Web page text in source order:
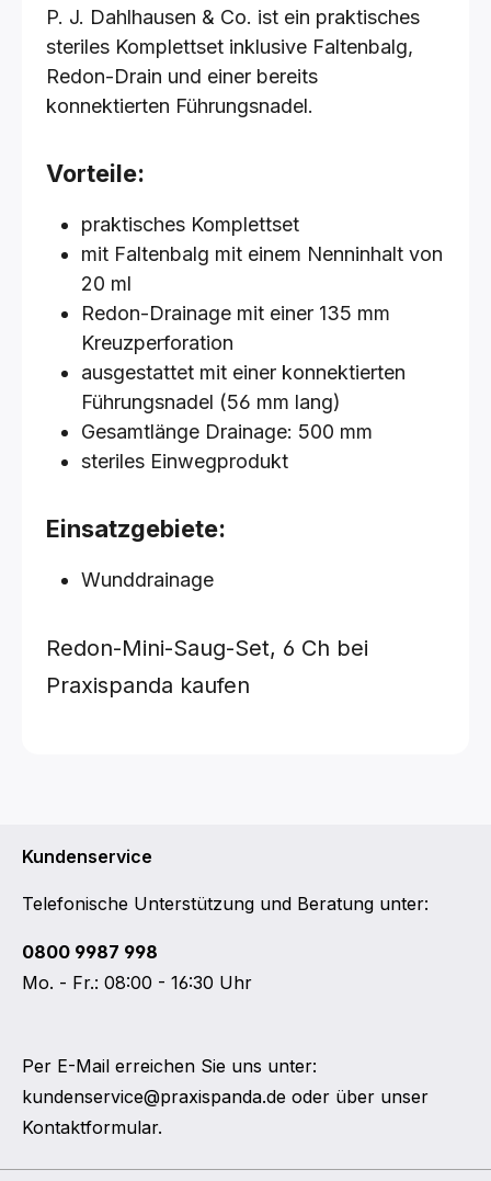
P. J. Dahlhausen & Co. ist ein praktisches
steriles Komplettset inklusive Faltenbalg,
Redon-Drain und einer bereits
konnektierten Führungsnadel.
Vorteile:
praktisches Komplettset
mit Faltenbalg mit einem Nenninhalt von
20 ml
Redon-Drainage mit einer 135 mm
Kreuzperforation
ausgestattet mit einer konnektierten
Führungsnadel (56 mm lang)
Gesamtlänge Drainage: 500 mm
steriles Einwegprodukt
Einsatzgebiete:
Wunddrainage
Redon-Mini-Saug-Set, 6 Ch bei
Praxispanda kaufen
Kundenservice
Telefonische Unterstützung und Beratung unter:
0800 9987 998
Mo. - Fr.: 08:00 - 16:30 Uhr
Per E-Mail erreichen Sie uns unter:
kundenservice@praxispanda.de oder über unser
Kontaktformular.